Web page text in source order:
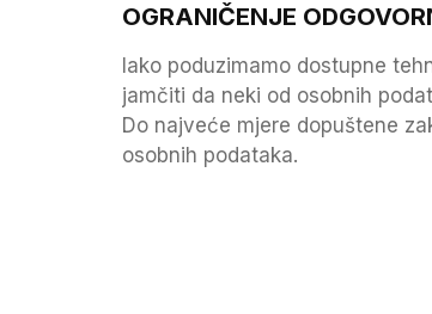
OGRANIČENJE
Iako poduzimamo dostupne
jamčiti da neki od osobnih
Do najveće mjere dopuštene
osobnih podataka.